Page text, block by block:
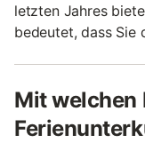
letzten Jahres
bedeutet, dass Sie
Mit welchen